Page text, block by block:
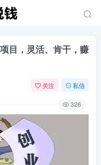
目，灵活、肯干，赚
关注 私信
326